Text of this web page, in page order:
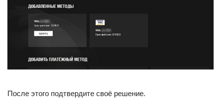
После этого подтвердите своё решение.